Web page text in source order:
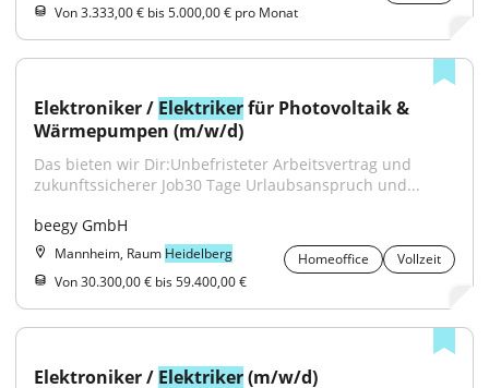
Von 3.333,00 € bis 5.000,00 € pro Monat
Elektroniker / Elektriker für Photovoltaik &
Wärmepumpen (m/w/d)
Das bieten wir Dir:Unbefristeter Arbeitsvertrag und
zukunftssicherer Job30 Tage Urlaubsanspruch und...
beegy GmbH
Mannheim, Raum Heidelberg Homeoffice
Vollzeit
Von 30.300,00 € bis 59.400,00 €
Elektroniker / Elektriker (m/w/d)